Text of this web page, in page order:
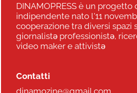
DINAMOPRESS è un
indipendente nato l'11
cooperazione tra diversi spazi
giornalistə professionistə,
video maker e attivistə
Contatti
dinamozine@gmail.com